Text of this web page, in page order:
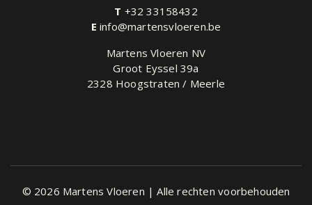
T +32 33158432
E info@martensvloeren.be
Martens Vloeren NV
Groot Eyssel 39a
2328 Hoogstraten / Meerle
© 2026 Martens Vloeren | Alle rechten voorbehouden